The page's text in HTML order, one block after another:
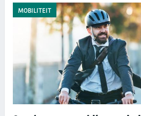
MOBILITEIT